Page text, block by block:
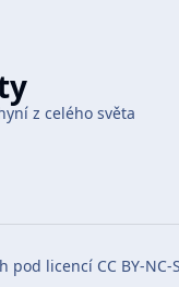
z celého světa
pod licencí CC BY-NC-